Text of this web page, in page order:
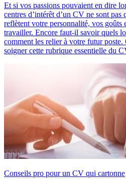
Et si vos passions pouvaient en dire
centres d’intérêt d’un CV ne sont pas
reflètent votre personnalité, vos goûts
travailler. Encore faut-il savoir quels
comment les relier à votre futur
soigner cette rubrique essentielle du
Conseils pro pour un CV qui cartonne